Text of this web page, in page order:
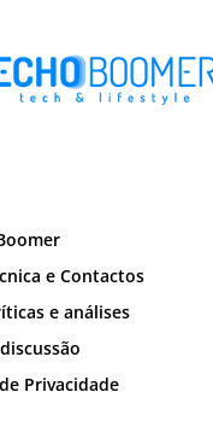
e Contactos
e análises
Privacidade